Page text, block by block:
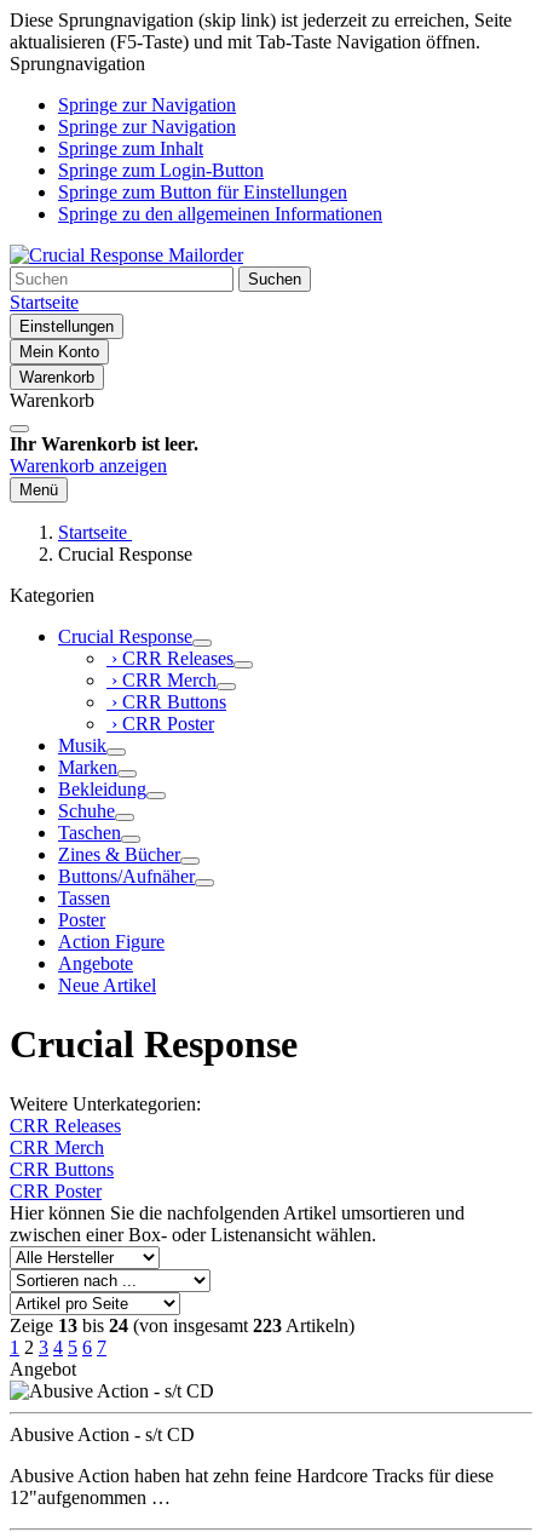
Diese Sprungnavigation (skip link) ist jederzeit zu erreichen, Seite
aktualisieren (F5-Taste) und mit Tab-Taste Navigation öffnen.
Sprungnavigation
Springe zur Navigation
Springe zur Navigation
Springe zum Inhalt
Springe zum Login-Button
Springe zum Button für Einstellungen
Springe zu den allgemeinen Informationen
Suchen
Startseite
Einstellungen
Mein Konto
Warenkorb
Warenkorb
Ihr Warenkorb ist leer.
Warenkorb anzeigen
Menü
Startseite
Crucial Response
Kategorien
Crucial Response
› CRR Releases
› CRR Merch
› CRR Buttons
› CRR Poster
Musik
Marken
Bekleidung
Schuhe
Taschen
Zines & Bücher
Buttons/Aufnäher
Tassen
Poster
Action Figure
Angebote
Neue Artikel
Crucial Response
Weitere Unterkategorien:
CRR Releases
CRR Merch
CRR Buttons
CRR Poster
Hier können Sie die nachfolgenden Artikel umsortieren und
zwischen einer Box- oder Listenansicht wählen.
Zeige 13 bis 24 (von insgesamt 223 Artikeln)
1 2 3 4 5 6 7
Angebot
Abusive Action - s/t CD
Abusive Action haben hat zehn feine Hardcore Tracks für diese
12"aufgenommen …